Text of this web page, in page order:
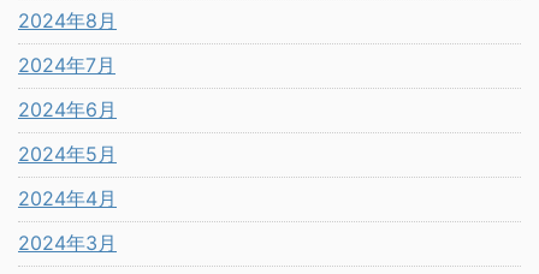
2024年8月
2024年7月
2024年6月
2024年5月
2024年4月
2024年3月